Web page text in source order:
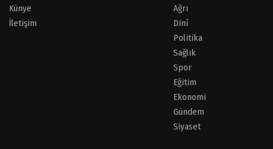
Künye
İletişim
Ağrı
Dinî
Politika
Sağlık
Spor
Eğitim
Ekonomi
Gündem
Siyaset